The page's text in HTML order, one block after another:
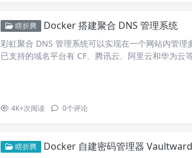
瞎折腾 Docker 搭建聚合 DNS 管理系统
彩虹聚合 DNS 管理系统可以实现在一个网站内管理
已支持的域名平台有 CF、腾讯云、阿里云和华为云
知 CF优选IP功能，支…
4K+次阅读 0个评论
瞎折腾 Docker 自建密码管理器